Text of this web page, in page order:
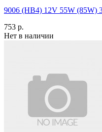
9006 (HB4) 12V 55W (85W)
753 р.
Нет в наличии